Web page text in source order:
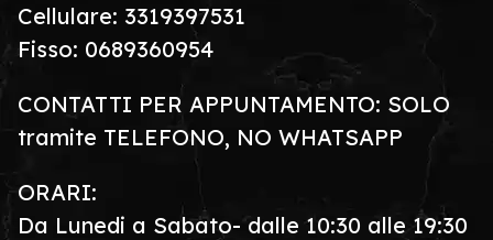
Cellulare: 3319397531
Fisso: 0689360954
CONTATTI PER APPUNTAMENTO: SOLO
tramite TELEFONO, NO WHATSAPP
ORARI:
Da Lunedi a Sabato- dalle 10:30 alle 19:30